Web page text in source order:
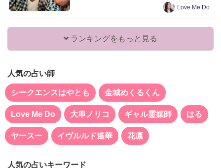
Love Me Do
ランキングをもっと見る
人気の占い師
シークエンスはやとも 金城めくるくん
Love Me Do 大串ノリコ ギャル霊媒師 はる
ヤースー イヴルルド遙華 花凛
人気の占いキーワード